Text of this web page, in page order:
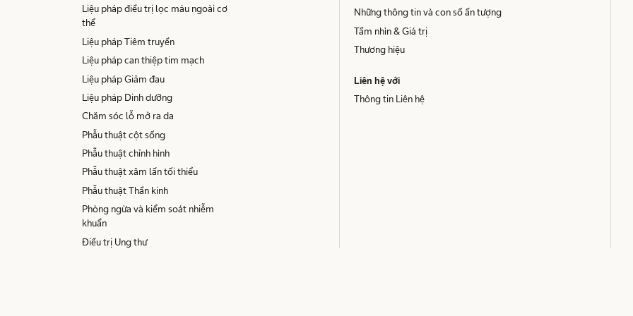
Liệu pháp điều trị lọc máu ngoài cơ
thể
Liệu pháp Tiêm truyền
Liệu pháp can thiệp tim mạch
Liệu pháp Giảm đau
Liệu pháp Dinh dưỡng
Chăm sóc lỗ mở ra da
Phẫu thuật cột sống
Phẫu thuật chỉnh hình
Phẫu thuật xâm lấn tối thiểu
Phẫu thuật Thần kinh
Phòng ngừa và kiểm soát nhiễm
khuẩn
Điều trị Ung thư
Những thông tin và con số ấn tượng
Tầm nhìn & Giá trị
Thương hiệu
Liên hệ với
Thông tin Liên hệ